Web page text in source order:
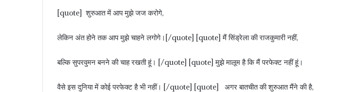
[quote] शुरुआत में आप मुझे जज करोगे,
लेकिन अंत होने तक आप मुझे चाहने लगोगे।[/quote] [quote] मैं सिंड्रेला की राजकुमारी नहीं,
बल्कि सुपरवुमन बनने की चाह रखती हूं। [/quote] [quote] मुझे मालूम है कि मैं परफेक्ट नहीं हूं।
वैसे इस दुनिया में कोई परफेक्ट है भी नहीं। [/quote] [quote] अगर बातचीत की शुरुआत मैंने की है,